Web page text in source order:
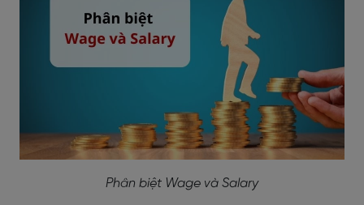
Phân biệt Wage và Salary